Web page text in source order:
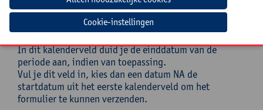
In dit kalenderveld duid je de einddatum van de
periode aan, indien van toepassing.
Vul je dit veld in, kies dan een datum NA de
startdatum uit het eerste kalenderveld om het
formulier te kunnen verzenden.
Cookie-instellingen